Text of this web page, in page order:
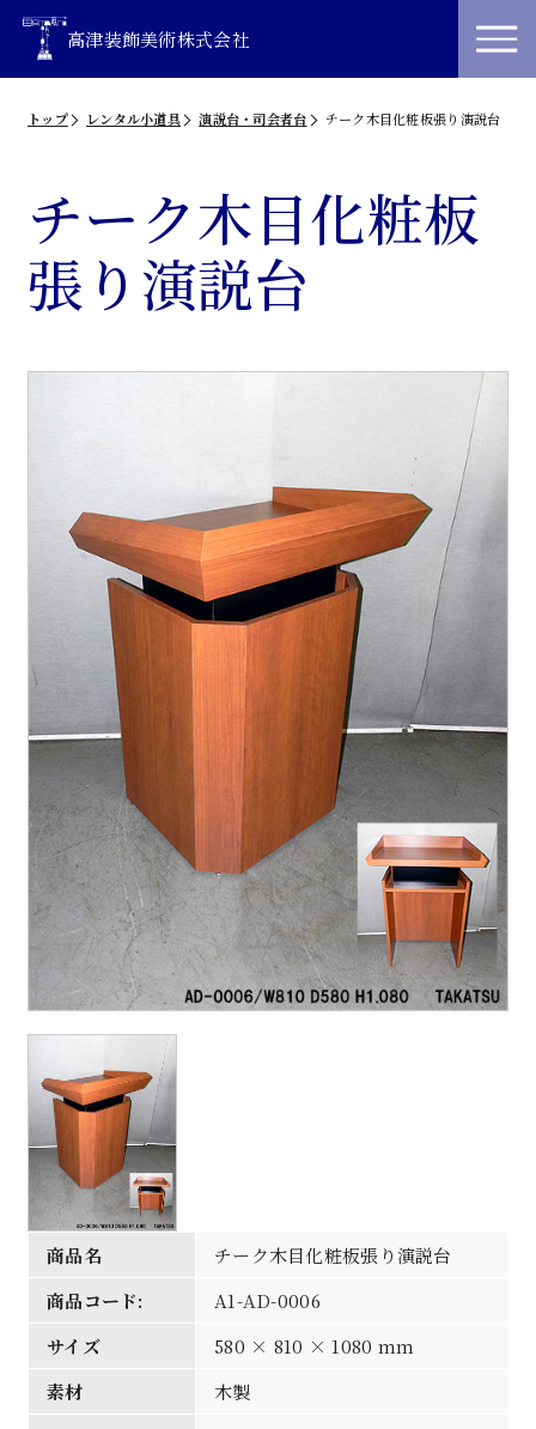
高津装飾美術株式会社
トップ レンタル小道具 演説台・司会者台 チーク木目化粧板張り演説台
チーク木目化粧板
張り演説台
商品名
チーク木目化粧板張り演説台
商品コード:
A1-AD-0006
サイズ
580 × 810 × 1080 mm
素材
木製